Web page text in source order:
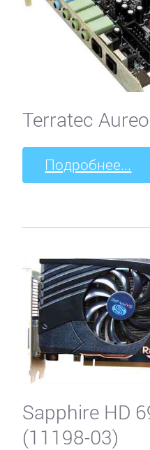
Terratec
Подробнее...
Sapphire HD
(11198-03)